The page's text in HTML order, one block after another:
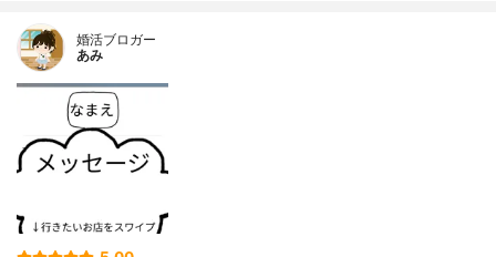
婚活ブロガー
あみ